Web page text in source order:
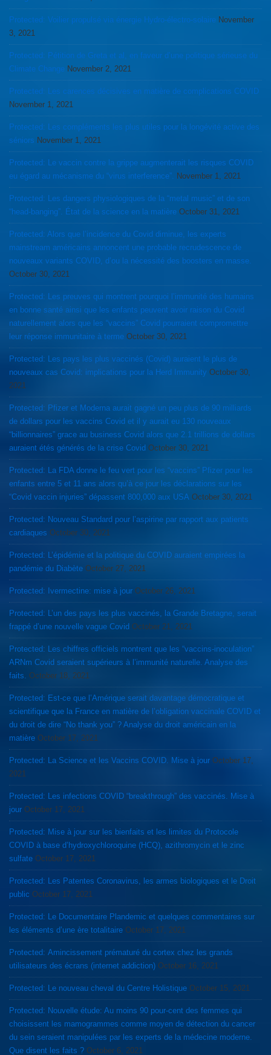
Protected: Voilier propulsé via énergie Hydro-électro-solaire November
3, 2021
Protected: Pétition de Greta et al, en faveur d’une politique sérieuse du
Climate Change November 2, 2021
Protected: Les carences décisives en matière de complications COVID
November 1, 2021
Protected: Les compléments les plus utiles pour la longévité active des
séniors November 1, 2021
Protected: Le vaccin contre la grippe augmenterait les risques COVID
eu égard au mécanisme du “virus interference”. November 1, 2021
Protected: Les dangers physiologiques de la “metal music” et de son
“head-banging”. État de la science en la matière October 31, 2021
Protected: Alors que l’incidence du Covid diminue, les experts
mainstream américains annoncent une probable recrudescence de
nouveaux variants COVID, d’ou la nécessité des boosters en masse.
October 30, 2021
Protected: Les preuves qui montrent pourquoi l’immunité des humains
en bonne santé ainsi que les enfants peuvent avoir raison du Covid
naturellement alors que les “vaccins” Covid pourraient compromettre
leur réponse immunitaire à terme October 30, 2021
Protected: Les pays les plus vaccinés (Covid) auraient le plus de
nouveaux cas Covid: implications pour la Herd Immunity October 30,
2021
Protected: Pfizer et Moderna aurait gagné un peu plus de 90 milliards
de dollars pour les vaccins Covid et il y aurait eu 130 nouveaux
“billionnaires” grace au business Covid alors que 2.1 trillions de dollars
auraient étés générés de la crise Covid October 30, 2021
Protected: La FDA donne le feu vert pour les “vaccins” Pfizer pour les
enfants entre 5 et 11 ans alors qu’à ce jour les déclarations sur les
“Covid vaccin injuries” dépassent 800,000 aux USA October 30, 2021
Protected: Nouveau Standard pour l’aspirine par rapport aux patients
cardiaques October 30, 2021
Protected: L’épidémie et la politique du COVID auraient empirées la
pandémie du Diabète October 27, 2021
Protected: Ivermectine: mise à jour October 26, 2021
Protected: L’un des pays les plus vaccinés, la Grande Bretagne, serait
frappé d’une nouvelle vague Covid October 21, 2021
Protected: Les chiffres officiels montrent que les “vaccins-inoculation”
ARNm Covid seraient supérieurs à l’immunité naturelle. Analyse des
faits.
October 18, 2021
Protected: Est-ce que l’Amérique serait davantage démocratique et
scientifique que la France en matière de l’obligation vaccinale COVID et
du droit de dire “No thank you” ? Analyse du droit américain en la
matière October 17, 2021
Protected: La Science et les Vaccins COVID. Mise à jour October 17,
2021
Protected: Les infections COVID “breakthrough” des vaccinés. Mise à
jour October 17, 2021
Protected: Mise à jour sur les bienfaits et les limites du Protocole
COVID à base d’hydroxychloroquine (HCQ), azithromycin et le zinc
sulfate October 17, 2021
Protected: Les Patentes Coronavirus, les armes biologiques et le Droit
public October 17, 2021
Protected: Le Documentaire Plandemic et quelques commentaires sur
les éléments d’une ère totalitaire October 17, 2021
Protected: Amincissement prématuré du cortex chez les grands
utilisateurs des écrans (internet addiction) October 16, 2021
Protected: Le nouveau cheval du Centre Holistique October 15, 2021
Protected: Nouvelle étude: Au moins 90 pour-cent des femmes qui
choisissent les mamogrammes comme moyen de détection du cancer
du sein seraient manipulées par les experts de la médecine moderne.
Que disent les faits ? October 6, 2021